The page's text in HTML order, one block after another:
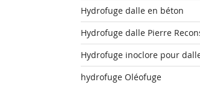
Hydrofuge dalle en béton
Hydrofuge dalle Pierre
Hydrofuge inoclore pour
hydrofuge Oléofuge